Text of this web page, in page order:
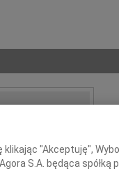
"Akceptuję",
S.A. będąca spółką